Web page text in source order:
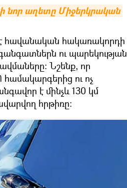
նոր աղետը Միջերկրական
հավանական հակառակորդի
գանգատներն ու պարեկության
Նշենք, որ
ու ոչ
է մինչև 130 կմ
հրթիռը։